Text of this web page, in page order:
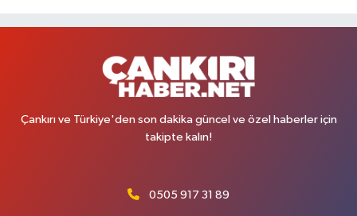
Çankırı ve Türkiye'den son dakika güncel ve özel haberler için
takipte kalın!
0505 917 31 89